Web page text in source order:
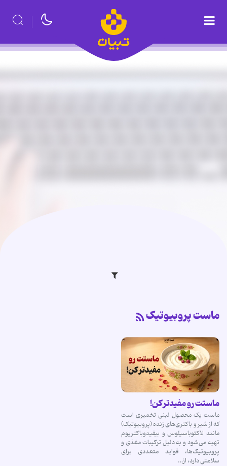
ماست پروبیوتیک
ماستت رو مفیدتر کن!
ماست یک محصول لبنی تخمیری است
که از شیر و باکتری‌های زنده (پروبیوتیک)
مانند لاکتوباسیلوس و بیفیدوباکتریوم
تهیه می‌شود و به دلیل ترکیبات مغذی و
پروبیوتیک‌ها، فواید متعددی برای
سلامتی دارد، از…